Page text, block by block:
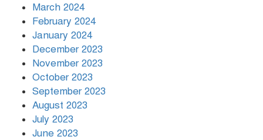
March 2024
February 2024
January 2024
December 2023
November 2023
October 2023
September 2023
August 2023
July 2023
June 2023